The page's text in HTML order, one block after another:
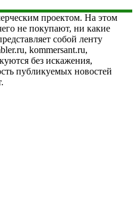
проектом. На этом
не покупают, ни какие
собой ленту
kommersant.ru,
без искажения,
публикуемых новостей